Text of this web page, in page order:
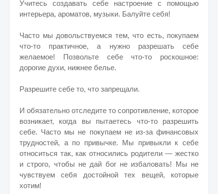
Учитесь создавать себе настроение с помощью
интерьера, ароматов, музыки. Балуйте себя!
Часто мы довольствуемся тем, что есть, покупаем
что-то практичное, а нужно разрешать себе
желаемое! Позвольте себе что-то роскошное:
дорогие духи, нижнее белье.
Разрешите себе то, что запрещали.
И обязательно отследите то сопротивление, которое
возникает, когда вы пытаетесь что-то разрешить
себе. Часто мы не покупаем не из-за финансовых
трудностей, а по привычке. Мы привыкли к себе
относиться так, как относились родители — жестко
и строго, чтобы не дай бог не избаловать! Мы не
чувствуем себя достойной тех вещей, которые
хотим!